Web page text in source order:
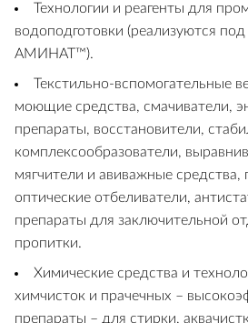
Технологии и реагенты для
водоподготовки (реализуются
АМИНАТ™).
Текстильно-вспомогательные
моющие средства, смачиватели,
препараты, восстановители,
комплексообразователи,
мягчители и авиважные средства,
оптические отбеливатели,
препараты для заключительной
пропитки.
Химические средства и
химчисток и прачечных –
препараты – для стирки,